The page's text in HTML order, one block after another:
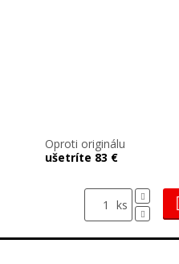
Oproti originálu
ušetríte 83 €
ks